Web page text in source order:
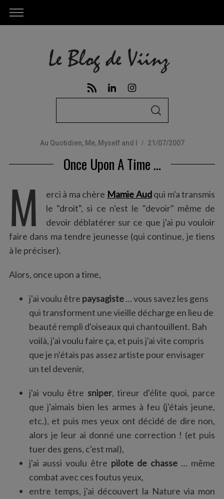
r
o
S
C
H
Au Quotidien, Me, Myself and I 21/07/2007
Once Upon A Time …
M erci à ma chère Mamie Audqui m'a transmis
le "droit", si ce n'est le "devoir" même de
devoir déblatérer sur ce que j'ai pu vouloir
faire dans ma tendre jeunesse (qui continue, je tiens
à le préciser).
Alors, once upon a time,
j'ai voulu être paysagiste… vous savez les gens
qui transforment une vieille décharge en lieu de
beauté rempli d'oiseaux qui chantouillent. Bah
voilà, j'ai voulu faire ça, et puis j'ai vite compris
que je n'étais pas assez artiste pour envisager
un tel devenir,
j'ai voulu être sniper, tireur d'élite quoi, parce
que j'aimais bien les armes à feu (j'étais jeune,
etc.), et puis mes yeux ont décidé de dire non,
alors je leur ai donné une correction ! (et puis
tuer des gens, c'est mal),
j'ai aussi voulu être pilote de chasse … même
combat avec ces foutus yeux,
entre temps, j'ai découvert la Nature via mon